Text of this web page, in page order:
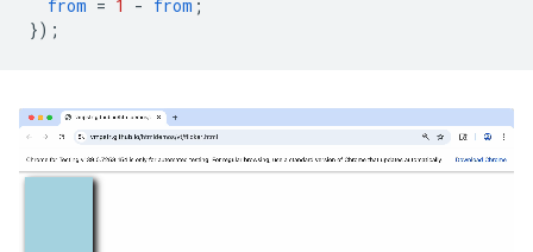
from = 1 - from ;
});